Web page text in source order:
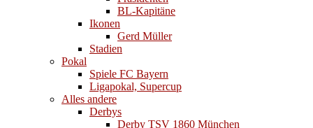
BL-Kapitäne
Ikonen
Gerd Müller
Stadien
Pokal
Spiele FC Bayern
Ligapokal, Supercup
Alles andere
Derbys
Derby TSV 1860 München